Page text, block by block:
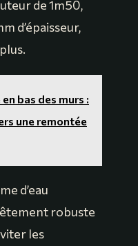
de 1m50,
d’épaisseur,
bas des murs :
une remontée
d’eau
robuste
les